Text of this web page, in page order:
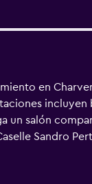
en
un salón
Sandro